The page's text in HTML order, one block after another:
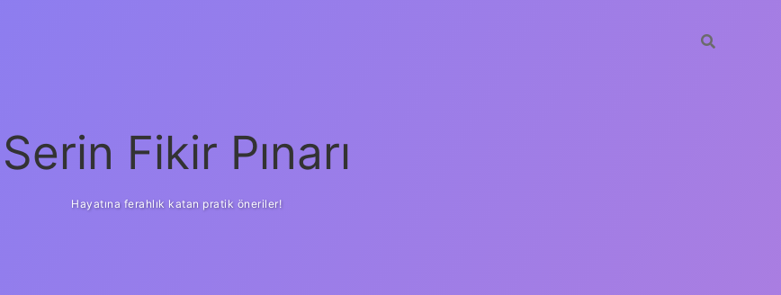
Serin Fikir Pınarı
Hayatına ferahlık katan pratik öneriler!